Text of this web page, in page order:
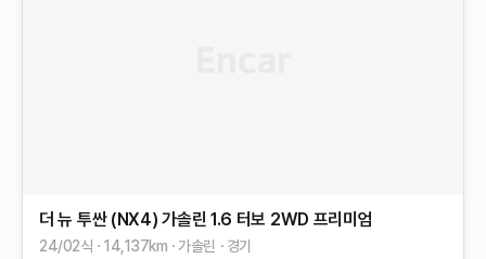
더 뉴 투싼 (NX4) 가솔린 1.6 터보 2WD 프리미엄
24/02식 14,137km 가솔린 경기